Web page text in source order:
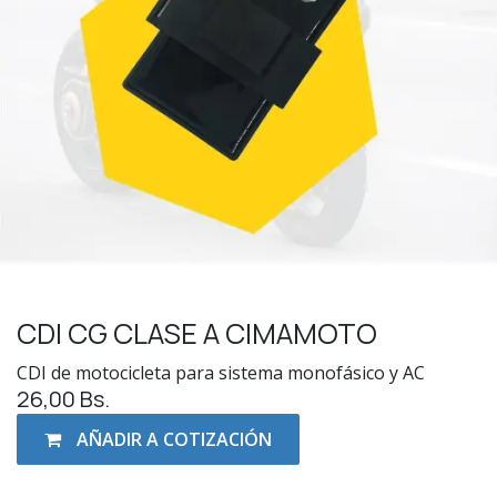
CDI CG CLASE A CIMAMOTO
CDI de motocicleta para sistema monofásico y AC
26,00 Bs.
AÑADIR A COTIZACIÓN